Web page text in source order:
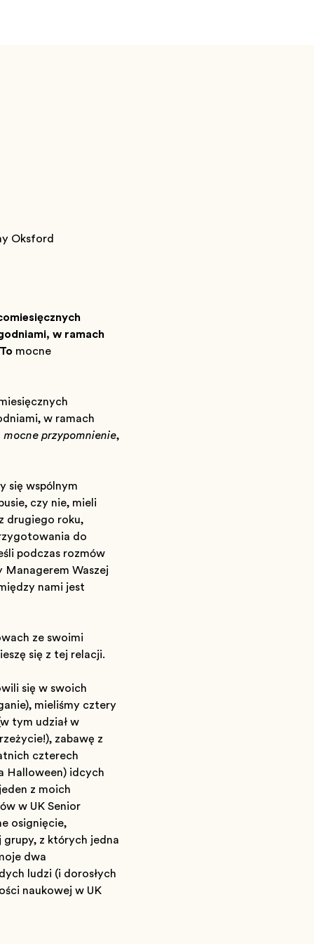
Oksford
w ramach
mocne
w ramach
mocne przypomnienie,
się wspólnym
czy nie, mieli
drugiego roku,
do
podczas rozmów
Managerem Waszej
nami jest
ze swoimi
się z tej relacji.
się w swoich
mieliśmy cztery
tym udział w
zabawę z
czterech
idących
z moich
w UK Senior
osiągnięcie,
grupy, z których jedna
dwa
ludzi (i dorosłych
naukowej w UK